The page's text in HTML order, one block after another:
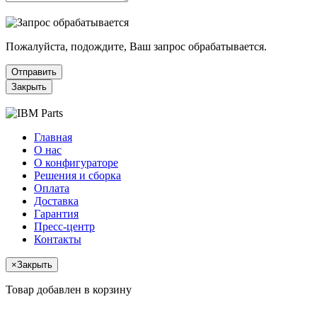
Пожалуйста, подождите, Ваш запрос обрабатывается.
Отправить
Закрыть
Главная
О нас
О конфигураторе
Решения и сборка
Оплата
Доставка
Гарантия
Пресс-центр
Контакты
×Закрыть
Товар добавлен в корзину